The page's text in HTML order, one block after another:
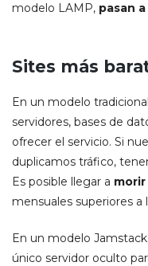
modelo LAMP, pasan
Sites más
En un modelo
servidores, bases de
ofrecer el servicio. Si
duplicamos tráfico,
Es posible llegar a
mensuales superiores
En un modelo
único servidor oculto